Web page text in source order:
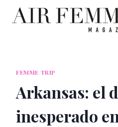
Saltar
FEMME TRIP
Arkansas: el
inesperado